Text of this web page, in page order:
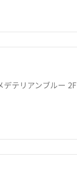
テリアンブルー 2F